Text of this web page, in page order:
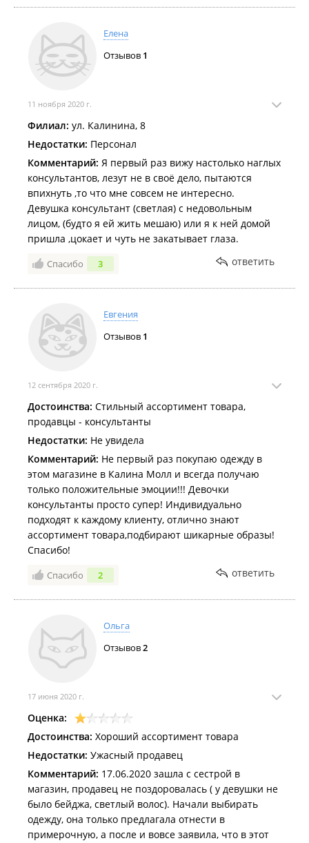
разу не возвращала покупки. Если сомневаюсь-
Елена
Отзывов 1
11 ноября 2020 г.
Филиал: ул. Калинина, 8
Недостатки: Персонал
Комментарий: Я первый раз вижу настолько наглых
консультантов, лезут не в своё дело, пытаются
впихнуть ,то что мне совсем не интересно.
Девушка консультант (светлая) с недовольным
лицом, (будто я ей жить мешаю) или я к ней домой
пришла ,цокает и чуть не закатывает глаза.
Спасибо 3 ответить
Евгения
Отзывов 1
12 сентября 2020 г.
Достоинства: Стильный ассортимент товара,
продавцы - консультанты
Недостатки: Не увидела
Комментарий: Не первый раз покупаю одежду в
этом магазине в Калина Молл и всегда получаю
только положительные эмоции!!! Девочки
консультанты просто супер! Индивидуально
подходят к каждому клиенту, отлично знают
ассортимент товара,подбирают шикарные образы!
Спасибо!
Спасибо 2 ответить
Ольга
Отзывов2
17 июня 2020 г.
Оценка:
Достоинства: Хороший ассортимент товара
Недостатки: Ужасный продавец
Комментарий: 17.06.2020 зашла с сестрой в
магазин, продавец не поздоровалась ( у девушки не
было бейджа, светлый волос). Начали выбирать
одежду, она только предлагала отнести в
примерочную, а после и вовсе заявила, что в этот